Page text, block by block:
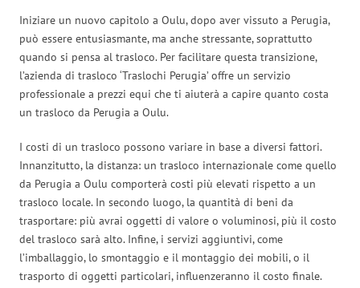
Iniziare un nuovo capitolo a Oulu, dopo aver vissuto a Perugia,
può essere entusiasmante, ma anche stressante, soprattutto
quando si pensa al trasloco. Per facilitare questa transizione,
l’azienda di trasloco ‘Traslochi Perugia’ offre un servizio
professionale a prezzi equi che ti aiuterà a capire quanto costa
un trasloco da Perugia a Oulu.
I costi di un trasloco possono variare in base a diversi fattori.
Innanzitutto, la distanza: un trasloco internazionale come quello
da Perugia a Oulu comporterà costi più elevati rispetto a un
trasloco locale. In secondo luogo, la quantità di beni da
trasportare: più avrai oggetti di valore o voluminosi, più il costo
del trasloco sarà alto. Infine, i servizi aggiuntivi, come
l’imballaggio, lo smontaggio e il montaggio dei mobili, o il
trasporto di oggetti particolari, influenzeranno il costo finale.